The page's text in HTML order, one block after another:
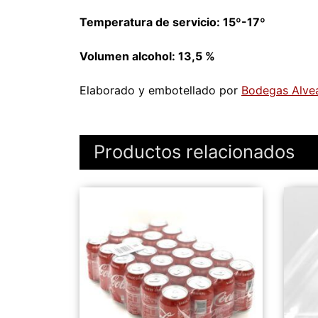
Temperatura de servicio: 15º-17º
Volumen alcohol: 13,5 %
Elaborado y embotellado por Bodegas
Productos relacionados